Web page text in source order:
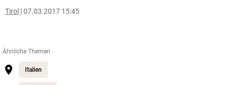
Tirol 07.03.2017 15:45
Ähnliche Themen
Italien